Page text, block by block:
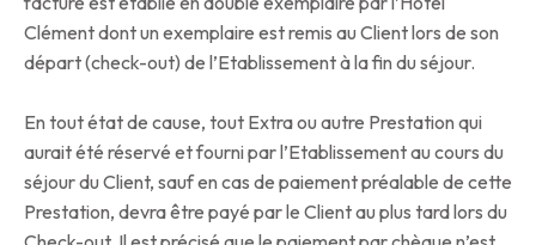
Clément dont un exemplaire est remis au Client lors de son
départ (check-out) de l’Etablissement à la fin du séjour.
En tout état de cause, tout Extra ou autre Prestation qui
aurait été réservé et fourni par l’Etablissement au cours du
séjour du Client, sauf en cas de paiement préalable de cette
Prestation, devra être payé par le Client au plus tard lors du